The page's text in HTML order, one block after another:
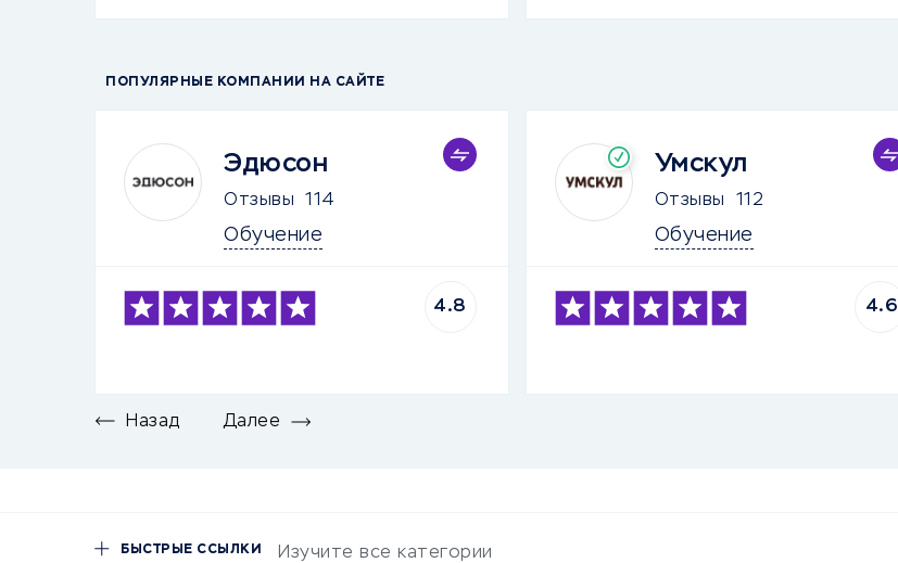
ПОПУЛЯРНЫЕ КОМПАНИИ НА САЙТЕ
Эдюсон
Отзывы 114
Обучение
4.8
Умскул
Отзывы 112
Обучение
4.6
Назад Далее
БЫСТРЫЕ ССЫЛКИ Изучите все категории